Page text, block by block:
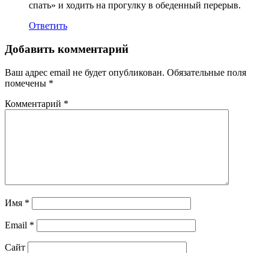
спать» и ходить на прогулку в обеденный перерыв.
Ответить
Добавить комментарий
Ваш адрес email не будет опубликован. Обязательные поля
помечены *
Комментарий *
Имя *
Email *
Сайт